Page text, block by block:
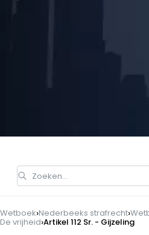
Zoeken…
Wetboek›Nederbeeks strafrecht›
De vrijheid›Artikel 112 Sr. - Gijzeling